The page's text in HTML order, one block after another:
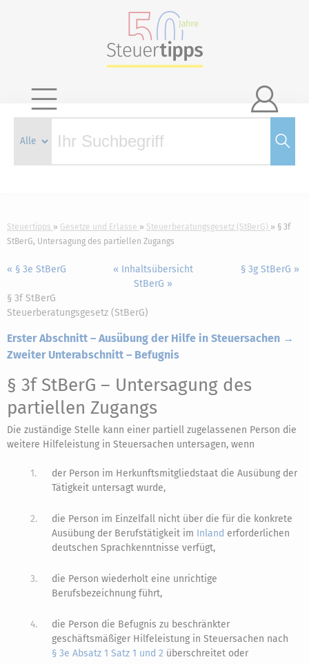

Steuertipps Gesetze und Erlasse Steuerberatungsgesetz (StBerG)
§ 3f
StBerG, Untersagung des partiellen Zugangs
« § 3e StBerG
« Inhaltsübersicht
StBerG »
§ 3g StBerG »
§ 3f StBerG
Steuerberatungsgesetz (StBerG)
Erster Abschnitt – Ausübung der Hilfe in Steuersachen →
Zweiter Unterabschnitt – Befugnis
§ 3f StBerG – Untersagung des
partiellen Zugangs
Die zuständige Stelle kann einer partiell zugelassenen Person die
weitere Hilfeleistung in Steuersachen untersagen, wenn
1.
der Person im Herkunftsmitgliedstaat die Ausübung der
Tätigkeit untersagt wurde,
2.
die Person im Einzelfall nicht über die für die konkrete
Ausübung der Berufstätigkeit im Inland erforderlichen
deutschen Sprachkenntnisse verfügt,
3.
die Person wiederholt eine unrichtige
Berufsbezeichnung führt,
4.
die Person die Befugnis zu beschränkter
geschäftsmäßiger Hilfeleistung in Steuersachen nach
§ 3e Absatz 1 Satz 1 und 2 überschreitet oder